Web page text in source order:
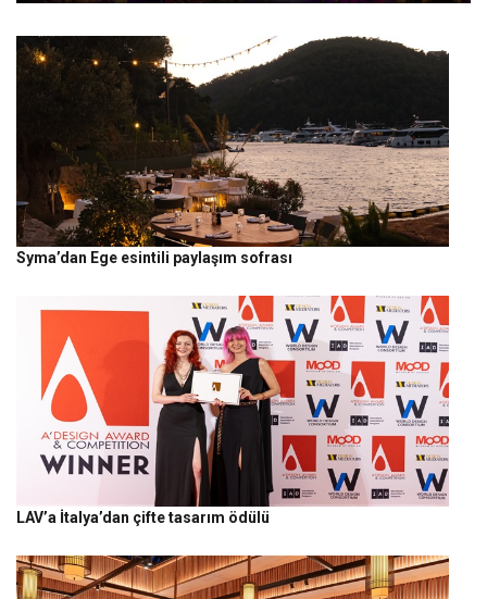
Syma’dan Ege esintili paylaşım sofrası
LAV’a İtalya’dan çifte tasarım ödülü